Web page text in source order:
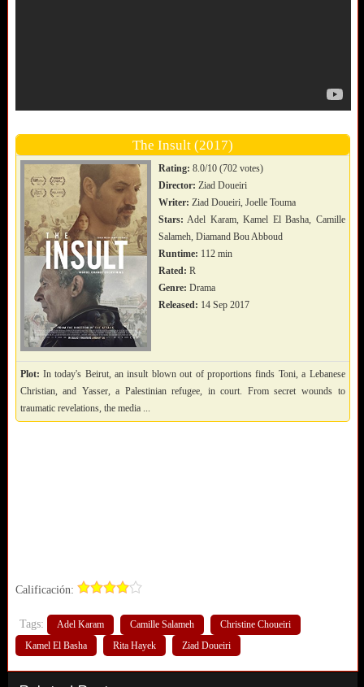
The Insult (2017)
Rating: 8.0/10 (702 votes)
Director: Ziad Doueiri
Writer: Ziad Doueiri, Joelle Touma
Stars: Adel Karam, Kamel El Basha, Camille
Salameh, Diamand Bou Abboud
Runtime: 112 min
Rated: R
Genre: Drama
Released: 14 Sep 2017
Plot: In today's Beirut, an insult blown out of proportions finds Toni, a Lebanese
Christian, and Yasser, a Palestinian refugee, in court. From secret wounds to
traumatic revelations, the media ...
Calificación:
Tags: Adel Karam Camille Salameh
Christine Choueiri
Kamel El Basha
Rita Hayek Ziad Doueiri